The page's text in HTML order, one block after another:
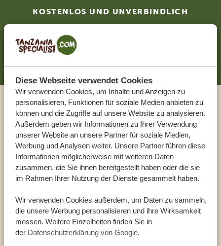
Diese Webseite verwendet Cookies
Wir verwenden Cookies, um Inhalte und Anzeigen zu
personalisieren, Funktionen für soziale Medien anbieten zu
können und die Zugriffe auf unsere Website zu analysieren.
Außerdem geben wir Informationen zu Ihrer Verwendung
unserer Website an unsere Partner für soziale Medien,
Werbung und Analysen weiter. Unsere Partner führen diese
Informationen möglicherweise mit weiteren Daten
zusammen, die Sie ihnen bereitgestellt haben oder die sie
im Rahmen Ihrer Nutzung der Dienste gesammelt haben.
Wir verwenden Cookies außerdem, um Daten zu sammeln,
die unsere Werbung personalisieren und ihre Wirksamkeit
messen. Weitere Einzelheiten finden Sie in
der Datenschutzerklärung von Google.
KOSTENLOS UND UNVERBINDLICH
JETZT ZUSAMMENSTELLEN
Sprechen Sie mit einem
Reiseberater
UNSERE EXPERTEN HELFEN IHNEN GERN
DE: +494087407061
ANDERE LÄNDER